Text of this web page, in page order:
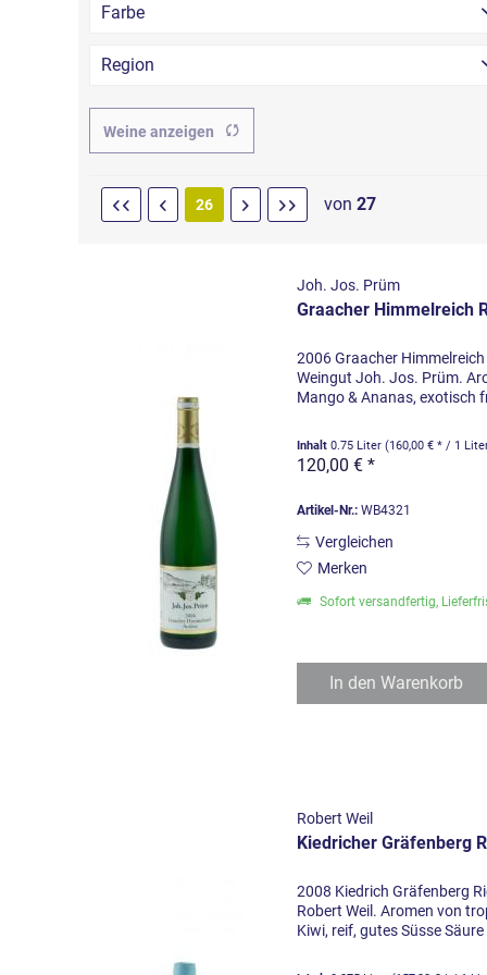
Farbe
Region
Kaiserstuhl
Ortenau
Bordeaux
Graubünden
Rheinhessen
Weine anzeigen
26 von 27
Joh. Jos. Prüm
Graacher Himmelreich
2006 Graacher
Weingut Joh. Jos. Prüm.
Mango & Ananas, exotisch
Inhalt0.75 Liter(160,00 € * / 1
120,00 € *
Artikel-Nr.: WB4321
Vergleichen
Merken
Sofort versandfertig,
In den Warenkorb
Robert Weil
Kiedricher Gräfenberg
2008 Kiedrich Gräfenberg
Robert Weil. Aromen von
Kiwi, reif, gutes Süsse Säure